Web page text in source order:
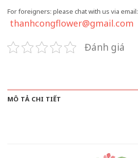
For foreigners: please chat with us via email:
thanhcongflower@gmail.com
Đánh giá
MÔ TẢ CHI TIẾT